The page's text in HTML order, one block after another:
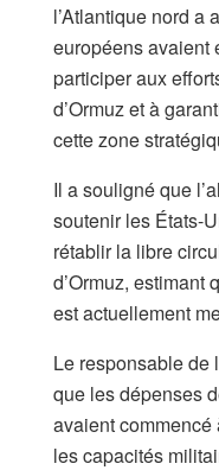
l’Atlantique nord a
européens avaient
participer aux
d’Ormuz et à
cette zone
Il a souligné que
soutenir les États-
rétablir la libre
d’Ormuz, estimant
est actuellement
Le responsable de
que les dépenses
avaient commencé
les capacités